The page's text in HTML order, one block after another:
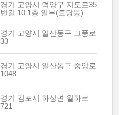
경기 고양시 덕양구 지도로35
번길 10 1층 일부(토당동)
경기 고양시 일산동구 고풍로
33
경기 고양시 일산동구 중앙로
1048
경기 김포시 하성면 월하로
721